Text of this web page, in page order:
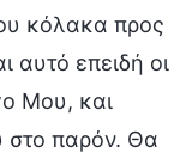
κόλακα προς
αυτό επειδή οι
Μου, και
στο παρόν. Θα